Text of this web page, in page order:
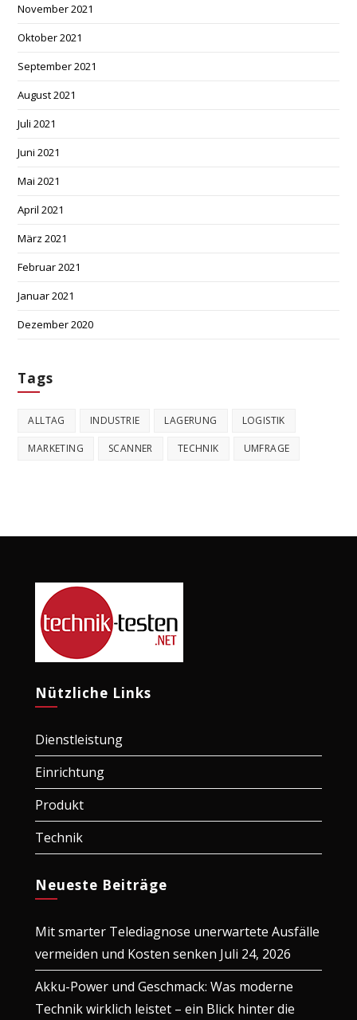
November 2021
Oktober 2021
September 2021
August 2021
Juli 2021
Juni 2021
Mai 2021
April 2021
März 2021
Februar 2021
Januar 2021
Dezember 2020
Tags
ALLTAG INDUSTRIE LAGERUNG LOGISTIK
MARKETING SCANNER TECHNIK UMFRAGE
Nützliche Links
Dienstleistung
Einrichtung
Produkt
Technik
Neueste Beiträge
Mit smarter Telediagnose unerwartete Ausfälle
vermeiden und Kosten senken Juli 24, 2026
Akku-Power und Geschmack: Was moderne
Technik wirklich leistet – ein Blick hinter die